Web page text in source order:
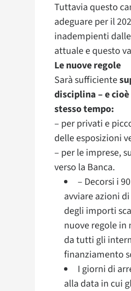
Tuttavia questo
adeguare per il
inadempienti
attuale e questo
Le nuove regole
Sarà sufficiente
disciplina – e
stesso tempo:
– per privati e
delle esposizioni
– per le imprese,
verso la Banca.
– Decorsi i
avviare azioni
degli importi
nuove regole in
da tutti gli
finanziamento
I giorni di
alla data in cui